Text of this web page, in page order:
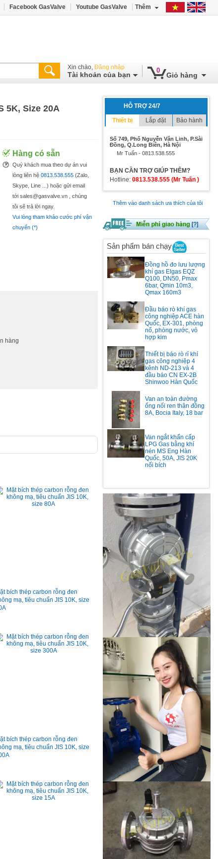
Facebook GasValve Youtube GasValve Thêm
Xin chào, Đăng nhập
Tài khoản của bạn
0
Giỏ hàng
HỖ TRỢ 24/7
Thiết bị Lắp đặt Bảo hành
Số 749, Phố Nguyễn Văn Linh, P.Sài
Đồng, Q.Long Biên, Hà Nội
Mr Tuấn - 0813.538.555
BẠN CẦN TRỢ GIÚP THÊM?
Hotline: 0813.538.555 (Mr Tuấn )
Thêm vào danh sách ưa thích của tôi
Sản phẩm bán chạy
Đồng hồ đo lưu lượng
khí gas Elgas EQZ
Q100, DN50, Pmax
6bar, Qmin 10m3,
Qmax 160m3
Đầu báo rò khí gas
công nghiệp ACE hàn
Quốc, EX-301, phòng
nổ, phòng nước, vỏ
hợp kim
Thiết bị báo rò rỉ khí
gas công nghiệp 4
kênh ND-213 và 4
đầu báo CN EX-2B
Shinwoo Hàn Quốc
Van an toàn đường
ống nối ren thân đồng
8A, Bocia Italy, 18 bar
Van ngắt khẩn cấp
LPG Gas bằng khí
nén MS Eng Hàn
Quốc, 50A, JIS 20K
nối bích
5K, Size 20A
Hàng có sẵn
Quý khách mua theo dự án vui
lòng liên hệ 0813.538.555 (Zalo,
Skype, Line ...) hoặc gửi email
tới sales@gasvalve.vn , chúng
tôi sẽ trả lời ngay.
Vui lòng tham khảo cước phí vận
chuyển (*)
hàng
bích thép carbon rỗng đen
mạ, tiêu chuẩn JIS 10K, size
bích thép carbon rỗng đen
mạ, tiêu chuẩn JIS 10K, size